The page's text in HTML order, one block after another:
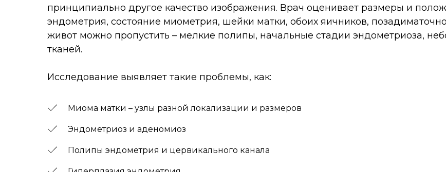
принципиально другое качество изображения. Врач оценивает размеры и
эндометрия, состояние миометрия, шейки матки, обоих яичников,
живот можно пропустить – мелкие полипы, начальные стадии эндометриоза,
тканей.
Исследование выявляет такие проблемы, как:
Миома матки – узлы разной локализации и размеров
Эндометриоз и аденомиоз
Полипы эндометрия и цервикального канала